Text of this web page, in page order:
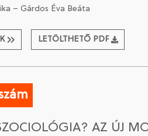
– Gárdos Éva Beáta
LETÖLTHETŐ PDF
AZ ÚJ